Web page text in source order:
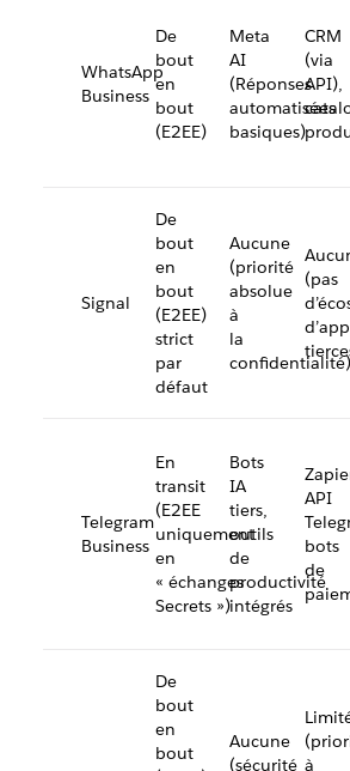
WhatsApp
Business
De
bout
en
bout
(E2EE)
Meta
AI
(Réponses
automatisées
basiques)
CRM
(via
API),
Signal
De
bout
en
bout
(E2EE)
strict
par
défaut
Aucune
(priorité
absolue
à
la
confidentialité)
(pas
Telegram
Business
En
transit
(E2EE
uniquement
en
« échanges
Secrets »)
Bots
IA
tiers,
outils
de
productivité
intégrés
API
bots
de
De
bout
en
bout
Aucune
(sécurité à